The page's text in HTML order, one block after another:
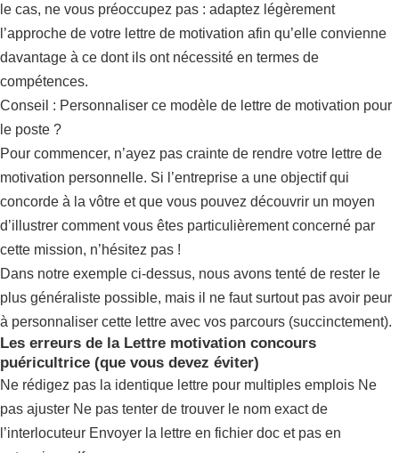
le cas, ne vous préoccupez pas : adaptez légèrement
l’approche de votre lettre de motivation afin qu’elle convienne
davantage à ce dont ils ont nécessité en termes de
compétences.
Conseil : Personnaliser ce modèle de lettre de motivation pour
le poste ?
Pour commencer, n’ayez pas crainte de rendre votre lettre de
motivation personnelle. Si l’entreprise a une objectif qui
concorde à la vôtre et que vous pouvez découvrir un moyen
d’illustrer comment vous êtes particulièrement concerné par
cette mission, n’hésitez pas !
Dans notre exemple ci-dessus, nous avons tenté de rester le
plus généraliste possible, mais il ne faut surtout pas avoir peur
à personnaliser cette lettre avec vos parcours (succinctement).
Les erreurs de la Lettre motivation concours
puéricultrice (que vous devez éviter)
Ne rédigez pas la identique lettre pour multiples emplois Ne
pas ajuster Ne pas tenter de trouver le nom exact de
l’interlocuteur Envoyer la lettre en fichier doc et pas en